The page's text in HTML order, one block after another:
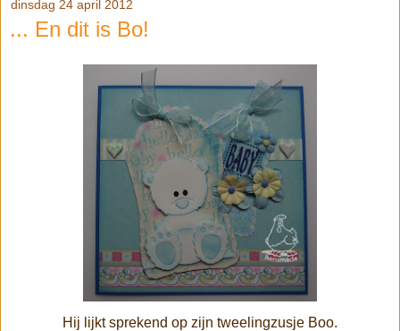
dinsdag 24 april 2012
... En dit is Bo!
Hij lijkt sprekend op zijn tweelingzusje Boo.